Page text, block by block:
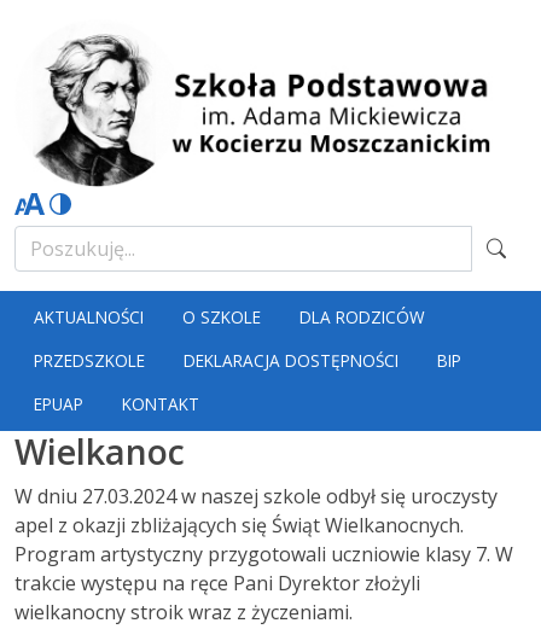
AKTUALNOŚCI O SZKOLE
DLA RODZICÓW
PRZEDSZKOLE
DEKLARACJA DOSTĘPNOŚCI
BIP
EPUAP
KONTAKT
Wielkanoc
W dniu 27.03.2024 w naszej szkole odbył się uroczysty
apel z okazji zbliżających się Świąt Wielkanocnych.
Program artystyczny przygotowali uczniowie klasy 7. W
trakcie występu na ręce Pani Dyrektor złożyli
wielkanocny stroik wraz z życzeniami.